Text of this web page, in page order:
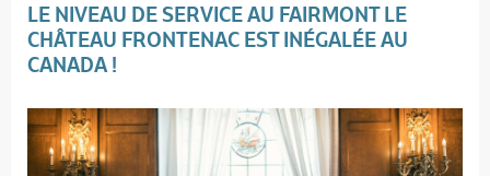
LE NIVEAU DE SERVICE AU FAIRMONT LE
CHÂTEAU FRONTENAC EST INÉGALÉE AU
CANADA !